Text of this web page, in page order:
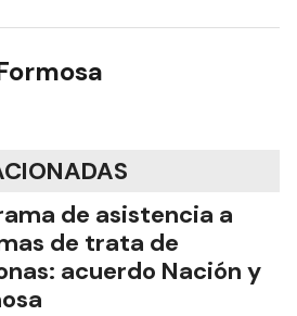
de asistencia a
de trata de
acuerdo Nación y